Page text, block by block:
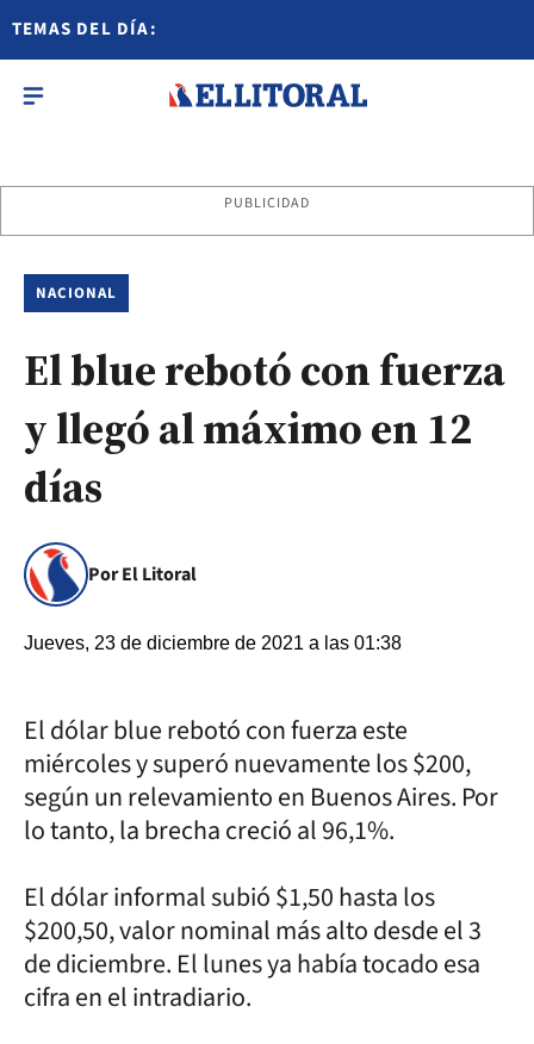
TEMAS DEL DÍA:
PUBLICIDAD
NACIONAL
El blue rebotó con fuerza
y llegó al máximo en 12
días
Por El Litoral
Jueves, 23 de diciembre de 2021 a las 01:38
El dólar blue rebotó con fuerza este
miércoles y superó nuevamente los $200,
según un relevamiento en Buenos Aires. Por
lo tanto, la brecha creció al 96,1%.
El dólar informal subió $1,50 hasta los
$200,50, valor nominal más alto desde el 3
de diciembre. El lunes ya había tocado esa
cifra en el intradiario.